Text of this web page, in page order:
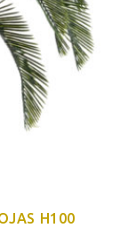
H100